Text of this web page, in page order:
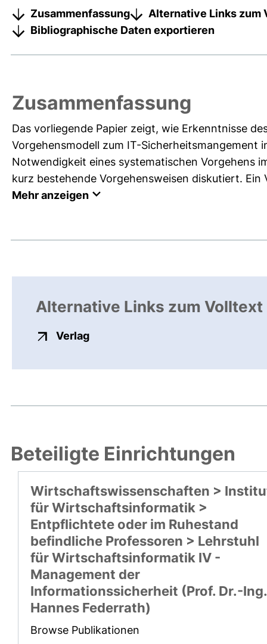
Zusammenfassung
Alternative Links zum
Bibliographische Daten exportieren
Zusammenfassung
Das vorliegende Papier zeigt, wie Erkenntnisse
Vorgehensmodell zum IT-Sicherheitsmangement
Notwendigkeit eines systematischen Vorgehens
kurz bestehende Vorgehensweisen diskutiert. Ein
Mehr anzeigen
Alternative Links zum Volltext
Verlagexterner Link, öffnet neues
Beteiligte Einrichtungen
Wirtschaftswissenschaften >
für Wirtschaftsinformatik >
Entpflichtete oder im Ruhestand
befindliche Professoren > Lehrstuhl
für Wirtschaftsinformatik IV -
Management der
Informationssicherheit (Prof. Dr.-Ing.
Hannes Federrath)
Browse Publikationen